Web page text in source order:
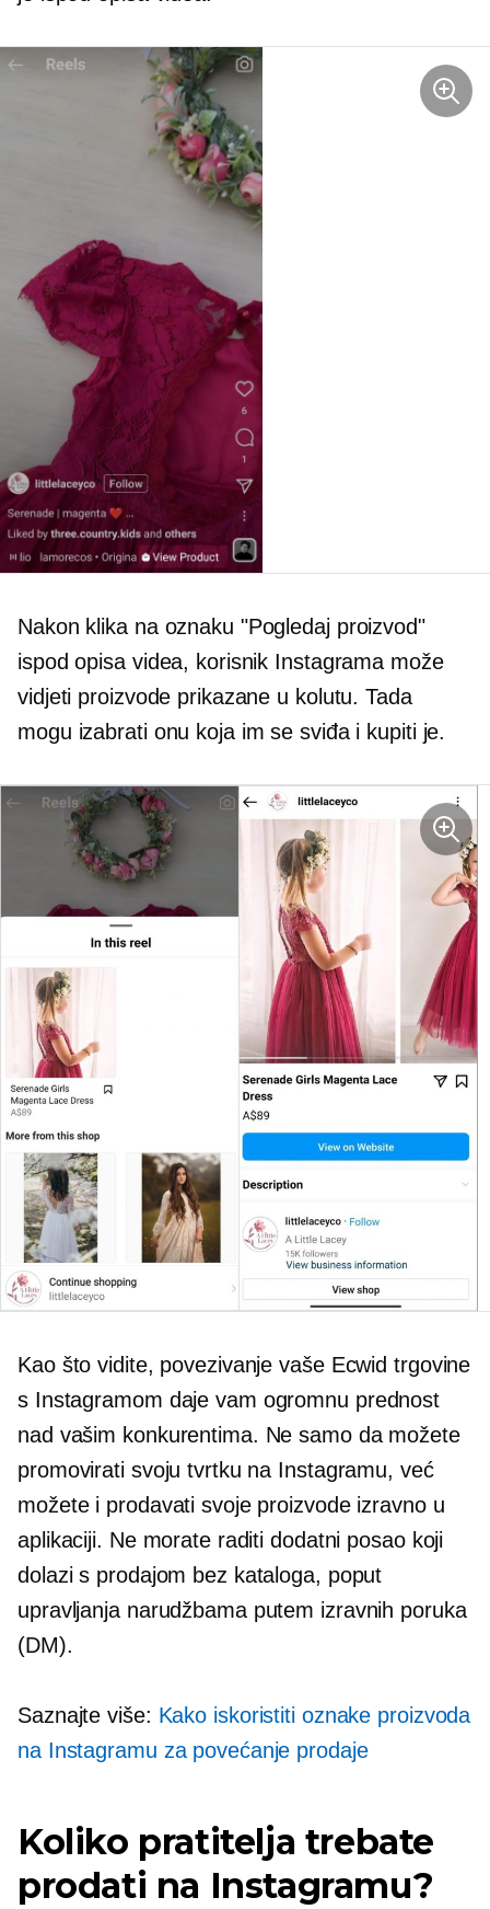
Nakon klika na oznaku "Pogledaj proizvod"
ispod opisa videa, korisnik Instagrama može
vidjeti proizvode prikazane u kolutu. Tada
mogu izabrati onu koja im se sviđa i kupiti je.
Kao što vidite, povezivanje vaše Ecwid trgovine
s Instagramom daje vam ogromnu prednost
nad vašim konkurentima. Ne samo da možete
promovirati svoju tvrtku na Instagramu, već
možete i prodavati svoje proizvode izravno u
aplikaciji. Ne morate raditi dodatni posao koji
dolazi s prodajom bez kataloga, poput
upravljanja narudžbama putem izravnih poruka
(DM).
Saznajte više: Kako iskoristiti oznake proizvoda
na Instagramu za povećanje prodaje
Koliko pratitelja trebate
prodati na Instagramu?